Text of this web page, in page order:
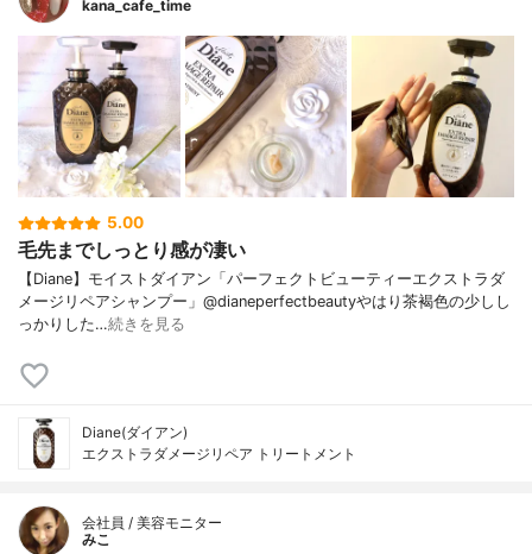
kana_cafe_time
5.00
毛先までしっとり感が凄い
【Diane】モイストダイアン「パーフェクトビューティーエクストラダ
メージリペアシャンプー」@dianeperfectbeautyやはり茶褐色の少しし
っかりした…続きを見る
Diane(ダイアン)
エクストラダメージリペア トリートメント
会社員 / 美容モニター
みこ